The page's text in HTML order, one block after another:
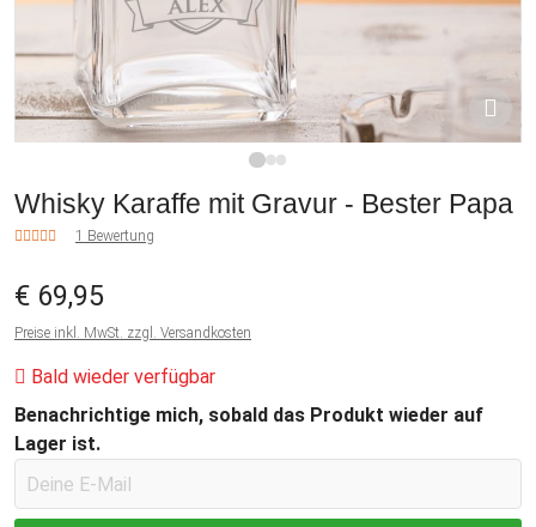
Whisky Karaffe mit Gravur - Bester Papa
1 Bewertung
€ 69,95
Preise inkl. MwSt. zzgl. Versandkosten
Bald wieder verfügbar
Benachrichtige mich, sobald das Produkt wieder auf
Lager ist.